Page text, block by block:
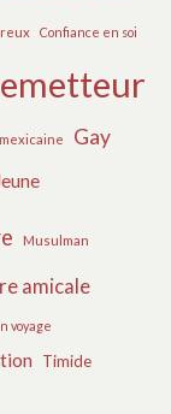
Confiance en soi
Gay
Musulman
amicale
voyage
Timide